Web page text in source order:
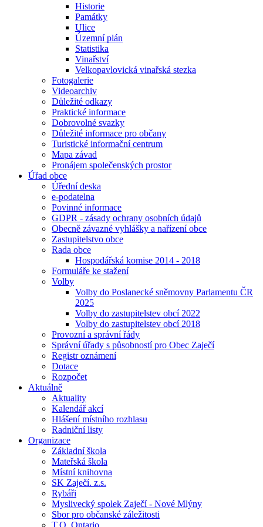
Historie
Památky
Ulice
Územní plán
Statistika
Vinařství
Velkopavlovická vinařská stezka
Fotogalerie
Videoarchiv
Důležité odkazy
Praktické informace
Dobrovolné svazky
Důležité informace pro občany
Turistické informační centrum
Mapa závad
Pronájem společenských prostor
Úřad obce
Úřední deska
e-podatelna
Povinné informace
GDPR - zásady ochrany osobních údajů
Obecně závazné vyhlášky a nařízení obce
Zastupitelstvo obce
Rada obce
Hospodářská komise 2014 - 2018
Formuláře ke stažení
Volby
Volby do Poslanecké sněmovny Parlamentu ČR
2025
Volby do zastupitelstev obcí 2022
Volby do zastupitelstev obcí 2018
Provozní a správní řády
Správní úřady s působností pro Obec Zaječí
Registr oznámení
Dotace
Rozpočet
Aktuálně
Aktuality
Kalendář akcí
Hlášení místního rozhlasu
Radniční listy
Organizace
Základní škola
Mateřská škola
Místní knihovna
SK Zaječí. z.s.
Rybáři
Myslivecký spolek Zaječí - Nové Mlýny
Sbor pro občanské záležitosti
T.O. Ontario